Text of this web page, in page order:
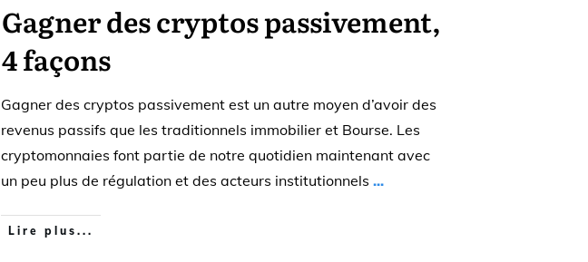
Gagner des cryptos passivement,
4 façons
Gagner des cryptos passivement est un autre moyen d’avoir des
revenus passifs que les traditionnels immobilier et Bourse. Les
cryptomonnaies font partie de notre quotidien maintenant avec
un peu plus de régulation et des acteurs institutionnels ...
Lire plus...